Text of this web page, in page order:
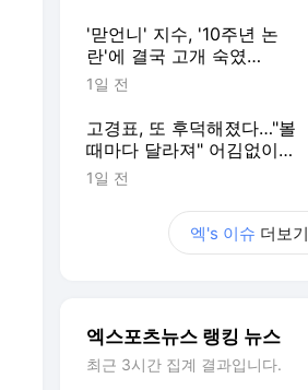
'맏언니' 지수, '10주년 논
란'에 결국 고개 숙였
다…"마음 무겁다, 섭섭함
1일 전
고경표, 또 후덕해졌다…"볼
때마다 달라져" 어김없이
살찐 근황, 전현무도 깜짝
1일 전
엑's 이슈 더보기
엑스포츠뉴스 랭킹 뉴스
최근 3시간 집계 결과입니다.